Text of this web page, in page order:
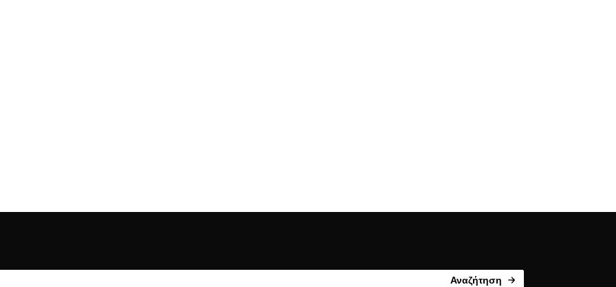
Αναζήτηση